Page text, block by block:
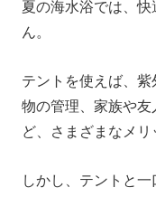
海水浴に適した
海水浴で使うテ
海水浴のテント
夏の海水浴では、
ん。
テントを使えば、
物の管理、家族や
ど、さまざまなメリ
しかし、テントと一